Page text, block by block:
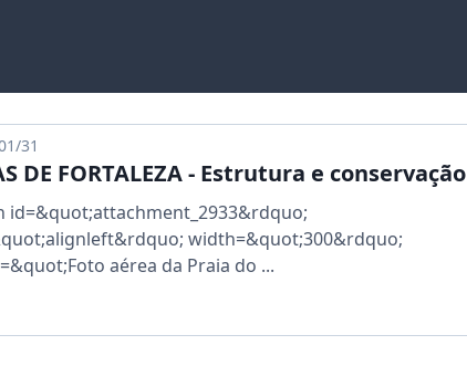
31
DE FORTALEZA - Estrutura e conservação
id=&quot;attachment_2933&rdquo;
width=&quot;300&rdquo;
aérea da Praia do ...